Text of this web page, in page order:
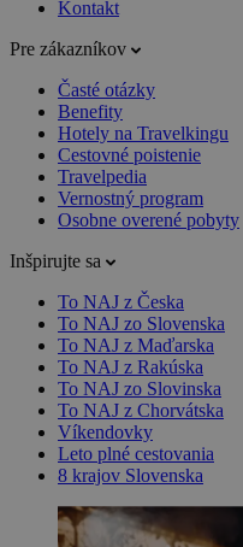
Kontakt
Pre zákazníkov
Časté otázky
Benefity
Hotely na Travelkingu
Cestovné poistenie
Travelpedia
Vernostný program
Osobne overené pobyty
Inšpirujte sa
To NAJ z Česka
To NAJ zo Slovenska
To NAJ z Maďarska
To NAJ z Rakúska
To NAJ zo Slovinska
To NAJ z Chorvátska
Víkendovky
Leto plné cestovania
8 krajov Slovenska